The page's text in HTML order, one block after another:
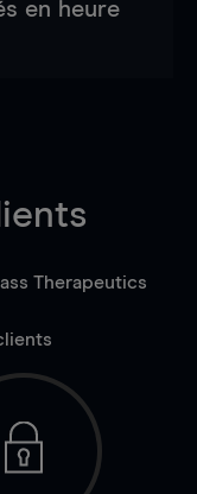
en heure
Therapeutics